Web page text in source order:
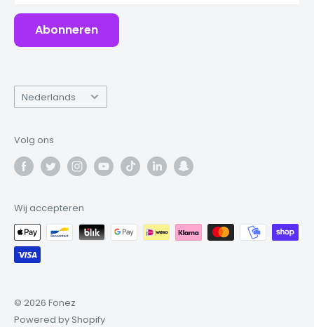
Abonneren
Taal
Nederlands
Volg ons
Wij accepteren
© 2026 Fonez
Powered by Shopify